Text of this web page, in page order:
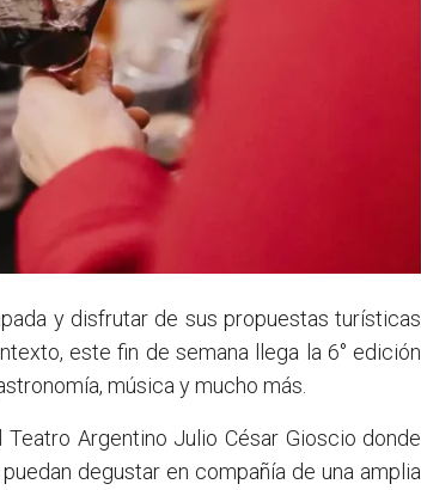
y disfrutar de sus propuestas turísticas
este fin de semana llega la 6° edición
música y mucho más.
Argentino Julio César Gioscio donde
degustar en compañía de una amplia